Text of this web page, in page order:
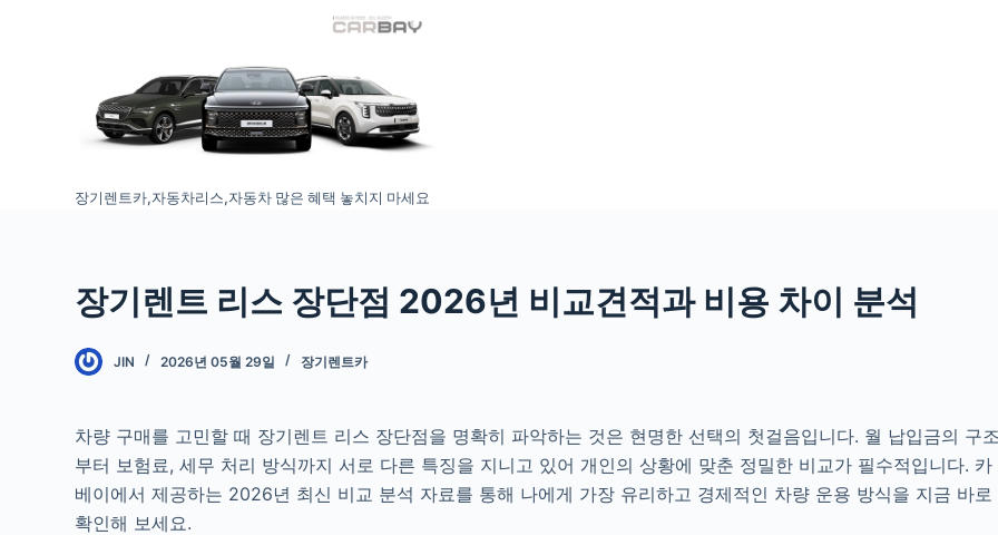
장기렌트카,자동차리스,자동차 많은 혜택 놓치지 마세요
장기렌트 리스 장단점 2026년 비교견적과 비용 차이 분석
JIN 2026년 05월 29일 장기렌트카
차량 구매를 고민할 때 장기렌트 리스 장단점을 명확히 파악하는 것은 현명한 선택의 첫걸음입니다. 월 납입금의 구
부터 보험료, 세무 처리 방식까지 서로 다른 특징을 지니고 있어 개인의 상황에 맞춘 정밀한 비교가 필수적입니다. 카
베이에서 제공하는 2026년 최신 비교 분석 자료를 통해 나에게 가장 유리하고 경제적인 차량 운용 방식을 지금 바로
확인해 보세요.